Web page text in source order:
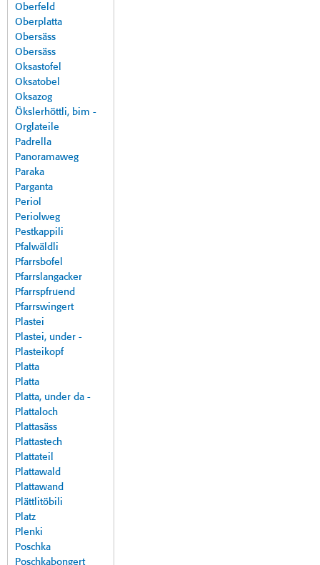
Oberfeld
Oberplatta
Obersäss
Obersäss
Oksastofel
Oksatobel
Oksazog
Ökslerhöttli, bim -
Orglateile
Padrella
Panoramaweg
Paraka
Parganta
Periol
Periolweg
Pestkappili
Pfalwäldli
Pfarrsbofel
Pfarrslangacker
Pfarrspfruend
Pfarrswingert
Plastei
Plastei, under -
Plasteikopf
Platta
Platta
Platta, under da -
Plattaloch
Plattasäss
Plattastech
Plattateil
Plattawald
Plattawand
Plättlitöbili
Platz
Plenki
Poschka
Poschkabongert